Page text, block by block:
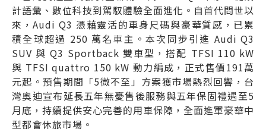
計語彙、數位科技到駕馭體驗全面進化。自首代問世以
來，Audi Q3 憑藉靈活的車身尺碼與豪華質感，已累
積全球超過 250 萬名車主。本次同步引進 Audi Q3
SUV 與 Q3 Sportback 雙車型，搭配 TFSI 110 kW
與 TFSI quattro 150 kW 動力編成，正式售價191萬
元起。預售期間「5微不至」方案獲市場熱烈回響，台
灣奧迪宣布延長五年無憂售後服務與五年保固禮遇至5
月底，持續提供安心完善的用車保障，全面進軍豪華中
型都會休旅市場。